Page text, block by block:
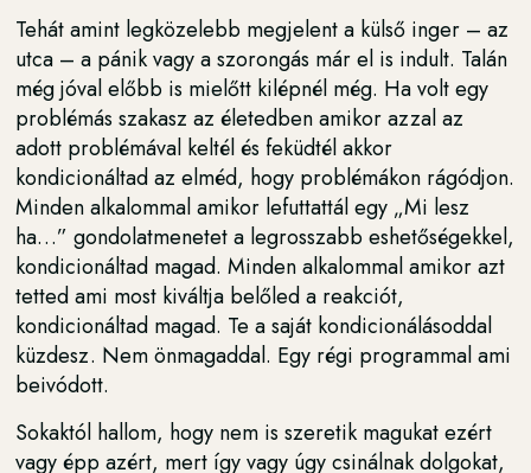
Tehát amint legközelebb megjelent a külső inger – az
utca – a pánik vagy a szorongás már el is indult. Talán
még jóval előbb is mielőtt kilépnél még. Ha volt egy
problémás szakasz az életedben amikor azzal az
adott problémával keltél és feküdtél akkor
kondicionáltad az elméd, hogy problémákon rágódjon.
Minden alkalommal amikor lefuttattál egy „Mi lesz
ha…” gondolatmenetet a legrosszabb eshetőségekkel,
kondicionáltad magad. Minden alkalommal amikor azt
tetted ami most kiváltja belőled a reakciót,
kondicionáltad magad. Te a saját kondicionálásoddal
küzdesz. Nem önmagaddal. Egy régi programmal ami
beivódott.
Sokaktól hallom, hogy nem is szeretik magukat ezért
vagy épp azért, mert így vagy úgy csinálnak dolgokat,